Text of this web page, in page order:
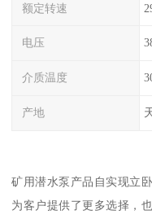
额定转速
电压
介质温度
产地
矿用潜水泵产品自实现立
为客户提供了更多选择，